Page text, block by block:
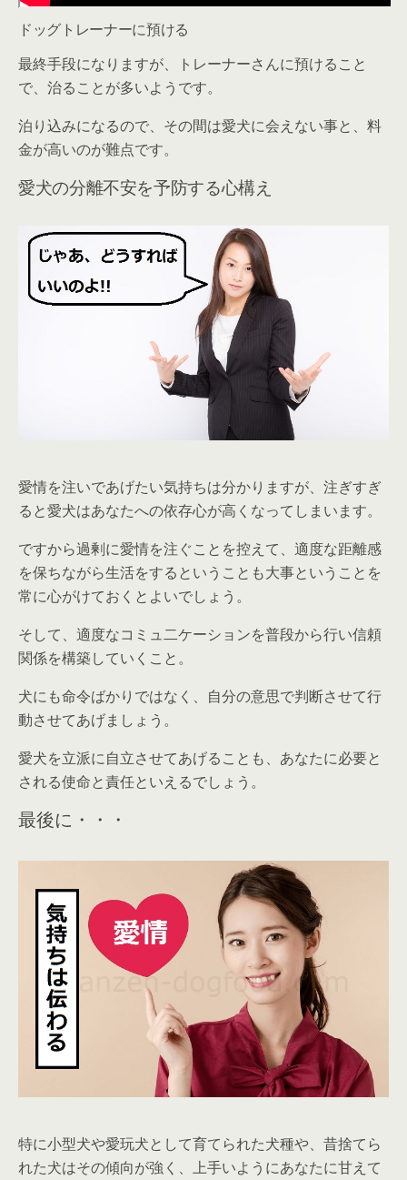
ドッグトレーナーに預ける
最終手段になりますが、トレーナーさんに預けること
で、治ることが多いようです。
泊り込みになるので、その間は愛犬に会えない事と、料
金が高いのが難点です。
愛犬の分離不安を予防する心構え
愛情を注いであげたい気持ちは分かりますが、注ぎすぎ
ると愛犬はあなたへの依存心が高くなってしまいます。
ですから過剰に愛情を注ぐことを控えて、適度な距離感
を保ちながら生活をするということも大事ということを
常に心がけておくとよいでしょう。
そして、適度なコミュ二ケーションを普段から行い信頼
関係を構築していく こと。
犬にも命令ばかりではなく、自分の意思で判断させて行
動させてあげましょう。
愛犬を立派に自立させてあげることも、あなたに必要と
される使命と責任といえるでしょう。
最後に・・・
特に小型犬や愛玩犬として育てられた犬種や、昔捨てら
れた犬はその傾向が強く、上手いようにあなたに甘えて